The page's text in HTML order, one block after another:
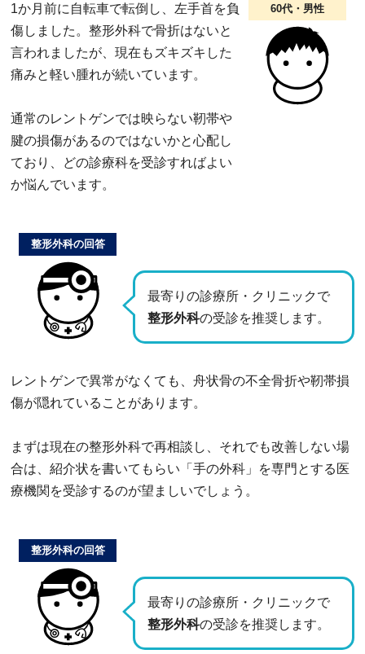
60代・男性
1か月前に自転車で転倒し、左手首を負
傷しました。整形外科で骨折はないと
言われましたが、現在もズキズキした
痛みと軽い腫れが続いています。
通常のレントゲンでは映らない靭帯や
腱の損傷があるのではないかと心配し
ており、どの診療科を受診すればよい
か悩んでいます。
最寄りの診療所・クリニックで
整形外科の受診を推奨します。
整形外科の回答
レントゲンで異常がなくても、舟状骨の不全骨折や靭帯損
傷が隠れていることがあります。
まずは現在の整形外科で再相談し、それでも改善しない場
合は、紹介状を書いてもらい「手の外科」を専門とする医
療機関を受診するのが望ましいでしょう。
最寄りの診療所・クリニックで
整形外科の受診を推奨します。
整形外科の回答